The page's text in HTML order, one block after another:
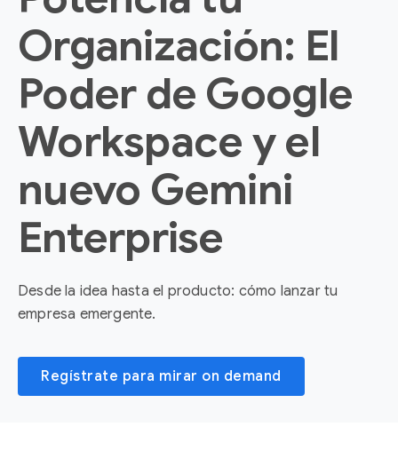
Organización: El
Poder de Google
Workspace y el
nuevo Gemini
Enterprise
Desde la idea hasta el producto: cómo lanzar tu
empresa emergente.
Regístrate para mirar on demand